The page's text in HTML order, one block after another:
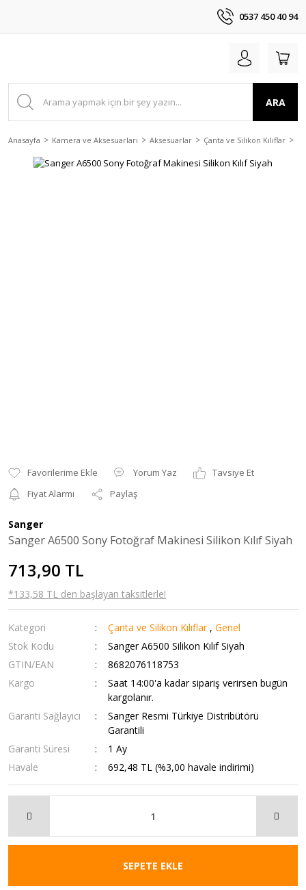
0537 450 40 94
ARA
Anasayfa Kamera ve Aksesuarları Aksesuarlar Çanta ve Silikon Kılıflar
Yorum Yaz
Tavsiye Et
Fiyat Alarmı
Paylaş
Sanger
Sanger A6500 Sony Fotoğraf Makinesi Silikon Kılıf Siyah
713,90 TL
*133,58 TL den başlayan taksitlerle!
Kategori Çanta ve Silikon Kılıflar ,Genel
Stok Kodu
Sanger A6500 Silikon Kılıf Siyah
GTIN/EAN
8682076118753
Kargo
Saat 14:00'a kadar sipariş verirsen bugün
kargolanır.
Garanti Sağlayıcı
Sanger Resmi Türkiye Distribütörü
Garantili
Garanti Süresi
1 Ay
Havale
692,48 TL (%3,00 havale indirimi)
SEPETE EKLE